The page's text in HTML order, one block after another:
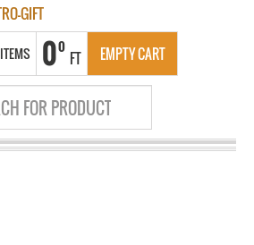
ITEMS 00
FT EMPTY CART